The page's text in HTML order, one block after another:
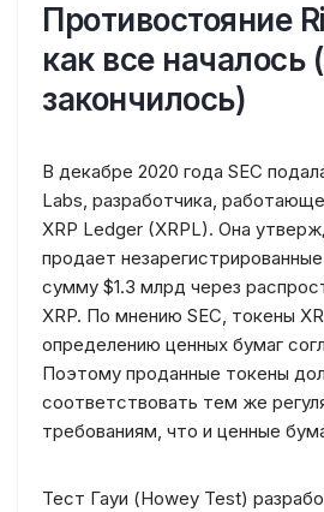
Противостояние
как все началось
закончилось)
В декабре 2020 года SEC
Labs, разработчика,
XRP Ledger (XRPL). Она
продает
сумму $1.3 млрд через
XRP. По мнению SEC, токены
определению ценных бумаг
Поэтому проданные токены
соответствовать тем же
требованиям, что и ценные
Тест Гауи (Howey Test)